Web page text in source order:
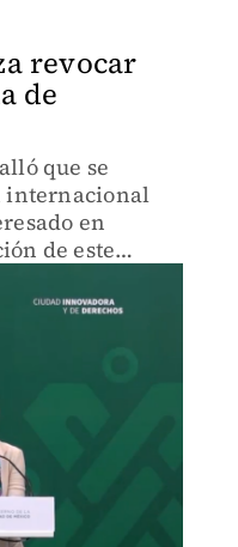
revocar
de
que se
internacional
en
de este